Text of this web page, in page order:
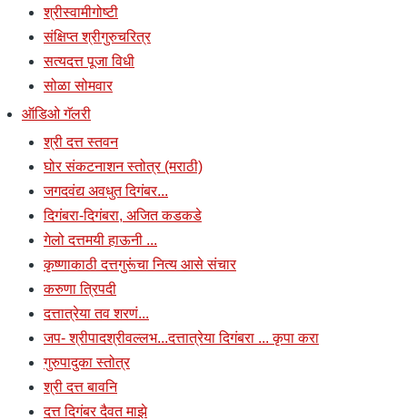
श्रीस्वामीगोष्टी
संक्षिप्त श्रीगुरुचरित्र
सत्यदत्त पूजा विधी
सोळा सोमवार
ऑडिओ गॅलरी
श्री दत्त स्तवन
घोर संकटनाशन स्तोत्र (मराठी)
जगदवंद्य अवधुत दिगंबर...
दिगंबरा-दिगंबरा, अजित कडकडे
गेलो दत्तमयी हाऊनी ...
कृष्णाकाठी दत्तगुरूंचा नित्य आसे संचार
करुणा त्रिपदी
दत्तात्रेया तव शरणं...
जप- श्रीपादश्रीवल्लभ...दत्तात्रेया दिगंबरा ... कृपा करा
गुरुपादुका स्तोत्र
श्री दत्त बावनि
दत्त दिगंबर दैवत माझे